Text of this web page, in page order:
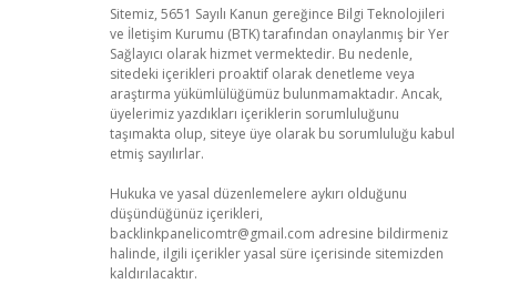
Sitemiz, 5651 Sayılı Kanun gereğince Bilgi Teknolojileri
ve İletişim Kurumu (BTK) tarafından onaylanmış bir Yer
Sağlayıcı olarak hizmet vermektedir. Bu nedenle,
sitedeki içerikleri proaktif olarak denetleme veya
araştırma yükümlülüğümüz bulunmamaktadır. Ancak,
üyelerimiz yazdıkları içeriklerin sorumluluğunu
taşımakta olup, siteye üye olarak bu sorumluluğu kabul
etmiş sayılırlar.
Hukuka ve yasal düzenlemelere aykırı olduğunu
düşündüğünüz içerikleri,
backlinkpanelicomtr@gmail.com adresine bildirmeniz
halinde, ilgili içerikler yasal süre içerisinde sitemizden
kaldırılacaktır.